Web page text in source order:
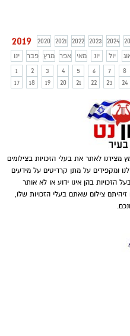
2019 2020 2021 2022 2023 2024
ינו
פבר מרץ אפר מאי יונ יול
1
2 3 4 5 6 7 8
17
18 19 20 21 22 23 24
לאתר את בעלי הזכויות בצילומים
ומקפידים על מתן קרדיטים על מידעים
הזכויות בהן אינו ידוע או לא אותר
אם זיהיתם צילום שאתם בעלי הזכויות שלו,